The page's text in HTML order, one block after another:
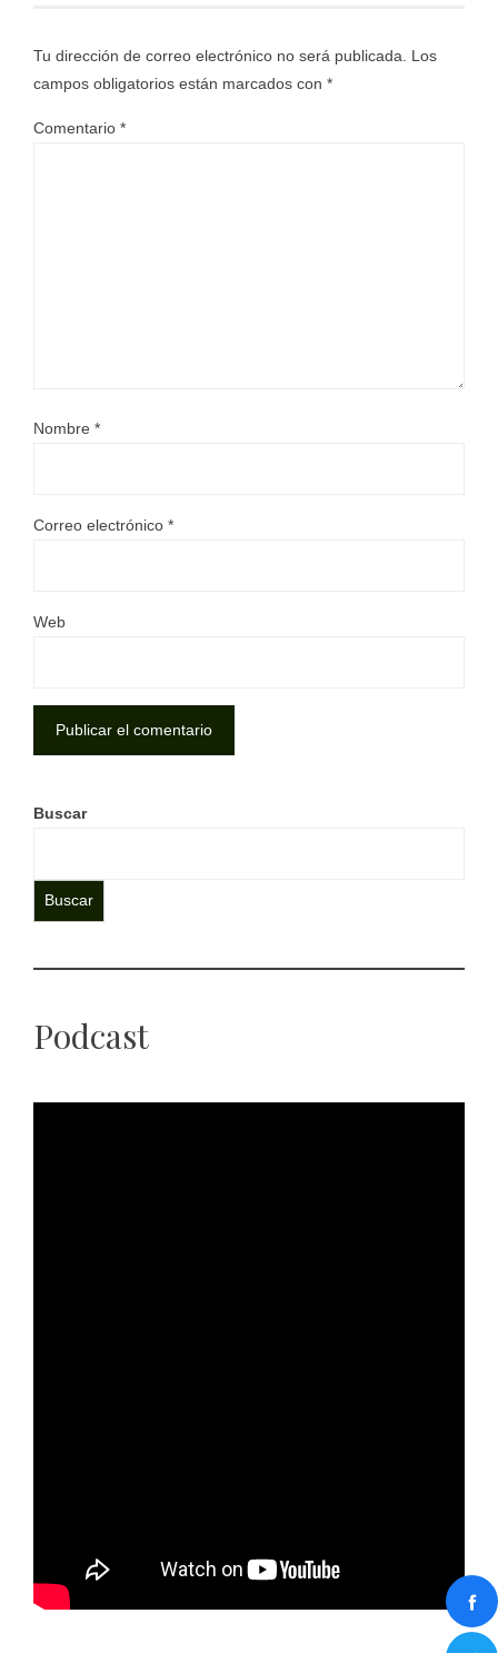
Tu dirección de correo electrónico no será publicada.
Los
campos obligatorios están marcados con *
Comentario *
Nombre *
Correo electrónico *
Web
Buscar
Buscar
Podcast